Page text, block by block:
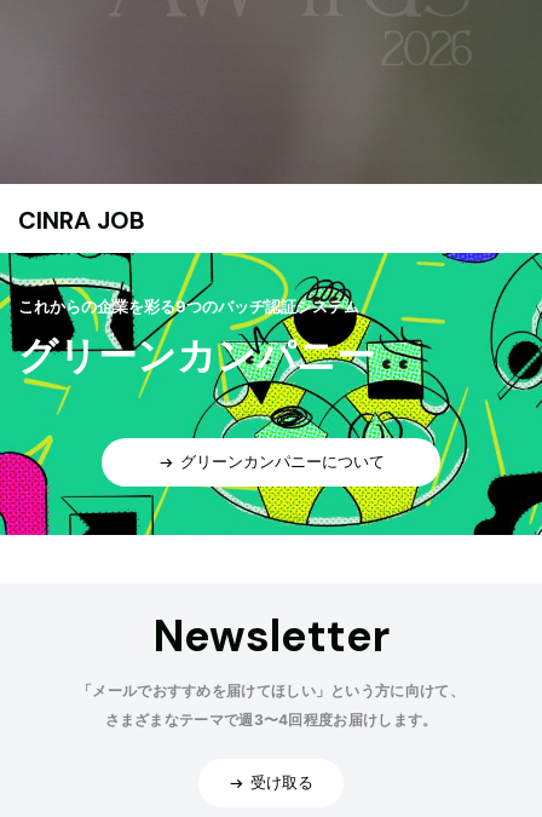
CINRA JOB
これからの企業を彩る9つのバッヂ認証システム
グリーンカンパニー
グリーンカンパニーについて
Newsletter
「メールでおすすめを届けてほしい」という方に向けて、
さまざまなテーマで週3〜4回程度お届けします。
受け取る